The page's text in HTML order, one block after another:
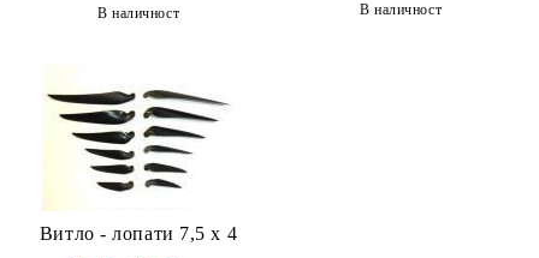
В наличност В наличност
Витло - лопати 7,5 x 4